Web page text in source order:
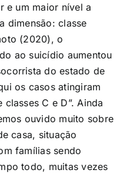
e um maior nível a
dimensão: classe
(2020), o
ao suicídio aumentou
do estado de
os casos atingiram
C e D”. Ainda
ouvido muito sobre
casa, situação
famílias sendo
todo, muitas vezes